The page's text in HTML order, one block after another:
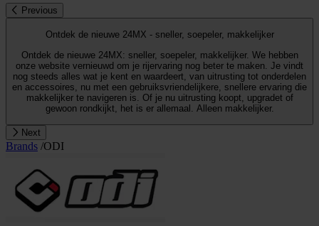
Previous
Ontdek de nieuwe 24MX - sneller, soepeler, makkelijker
Ontdek de nieuwe 24MX: sneller, soepeler, makkelijker. We hebben
onze website vernieuwd om je rijervaring nog beter te maken. Je vindt
nog steeds alles wat je kent en waardeert, van uitrusting tot onderdelen
en accessoires, nu met een gebruiksvriendelijkere, snellere ervaring die
makkelijker te navigeren is. Of je nu uitrusting koopt, upgradet of
gewoon rondkijkt, het is er allemaal. Alleen makkelijker.
Next
Brands /ODI